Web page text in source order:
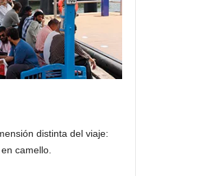
distinta del viaje:
camello.